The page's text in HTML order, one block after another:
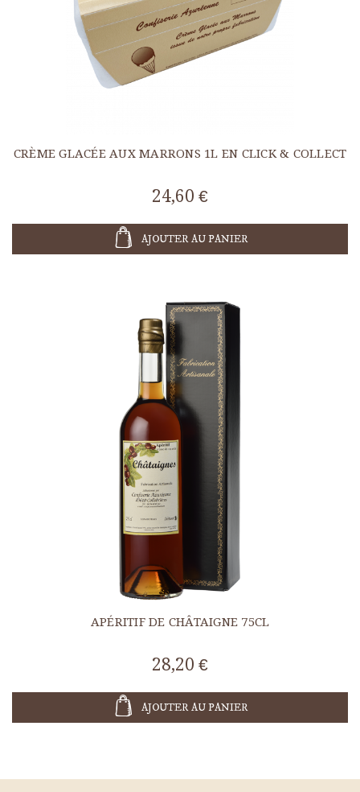
CRÈME GLACÉE AUX MARRONS 1L EN CLICK & COLLECT
24,60 €
AJOUTER AU PANIER
APÉRITIF DE CHÂTAIGNE 75CL
28,20 €
AJOUTER AU PANIER